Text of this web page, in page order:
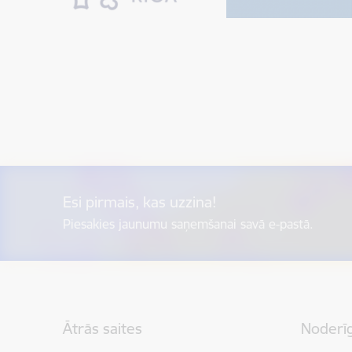
Esi pirmais, kas uzzina!
Piesakies jaunumu saņemšanai savā e-pastā.
Ātrās saites